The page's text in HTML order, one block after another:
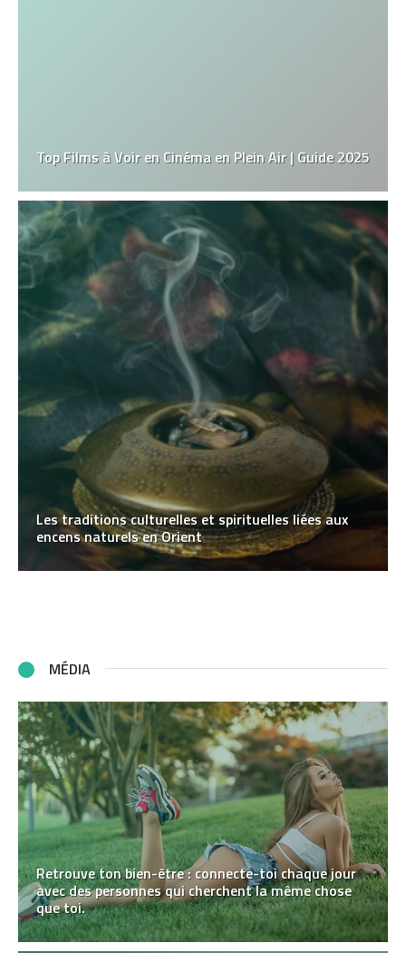
Top Films à Voir en Cinéma en Plein Air | Guide 2025
Les traditions culturelles et spirituelles liées aux
encens naturels en Orient
MÉDIA
Retrouve ton bien-être : connecte-toi chaque jour
avec des personnes qui cherchent la même chose
que toi.